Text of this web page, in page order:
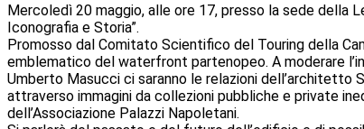
Mercoledì 20 maggio, alle ore 17, presso la sede della
Iconografia e Storia”.
Promosso dal Comitato Scientifico del Touring della
emblematico del waterfront partenopeo. A moderare
Umberto Masucci ci saranno le relazioni dell’architetto
attraverso immagini da collezioni pubbliche e private
dell’Associazione Palazzi Napoletani.